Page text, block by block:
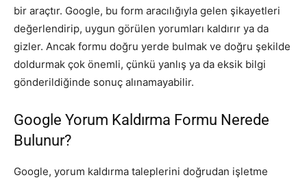
bir araçtır. Google, bu form aracılığıyla gelen şikayetleri
değerlendirip, uygun görülen yorumları kaldırır ya da
gizler. Ancak formu doğru yerde bulmak ve doğru şekilde
doldurmak çok önemli, çünkü yanlış ya da eksik bilgi
gönderildiğinde sonuç alınamayabilir.
Google Yorum Kaldırma Formu Nerede
Bulunur?
Google, yorum kaldırma taleplerini doğrudan işletme